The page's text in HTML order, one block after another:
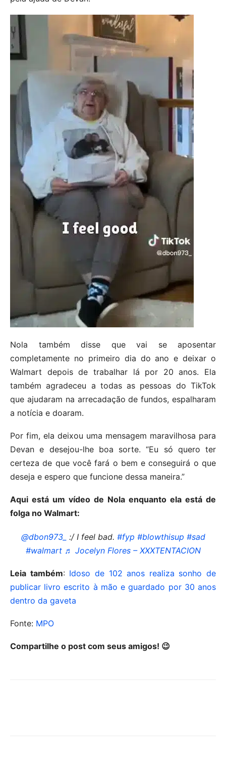
Nola também disse que vai se aposentar
completamente no primeiro dia do ano e deixar o
Walmart depois de trabalhar lá por 20 anos. Ela
também agradeceu a todas as pessoas do TikTok
que ajudaram na arrecadação de fundos, espalharam
a notícia e doaram.
Por fim, ela deixou uma mensagem maravilhosa para
Devan e desejou-lhe boa sorte. “Eu só quero ter
certeza de que você fará o bem e conseguirá o que
deseja e espero que funcione dessa maneira.”
Aqui está um vídeo de Nola enquanto ela está de
folga no Walmart:
@dbon973_ :/ I feel bad. #fyp #blowthisup #sad
#walmart ♬ Jocelyn Flores – XXXTENTACION
Leia também: Idoso de 102 anos realiza sonho de
publicar livro escrito à mão e guardado por 30 anos
dentro da gaveta
Fonte: MPO
Compartilhe o post com seus amigos! 😉